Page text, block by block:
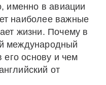
именно в авиации
наиболее важные
жизни. Почему в
международный
его основу и чем
от